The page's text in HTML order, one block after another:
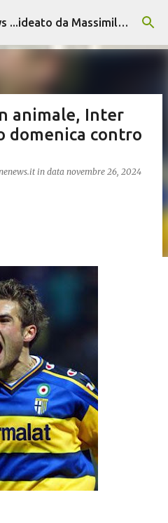
principali Sport Magazine News ...ideato da Massimiliano Alvino
animale, Inter
domenica contro
in data novembre 26, 2024